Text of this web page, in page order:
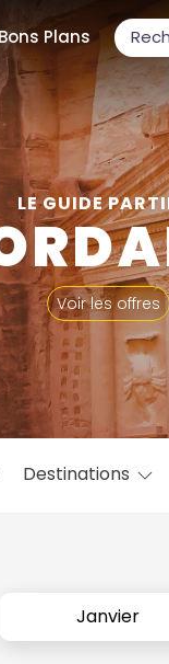
Bons Plans
LE GUIDE
Voir les offres
Destinations
Janvier
Avril Mai Juin